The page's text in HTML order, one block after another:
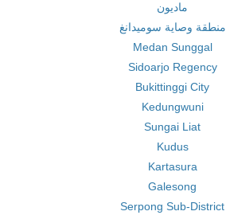
ماديون
منطقة وصاية سوميدانغ
Medan Sunggal
Sidoarjo Regency
Bukittinggi City
Kedungwuni
Sungai Liat
Kudus
Kartasura
Galesong
Serpong Sub-District